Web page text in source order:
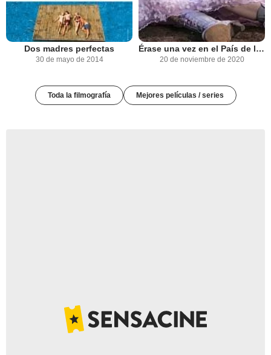
Dos madres perfectas
30 de mayo de 2014
Érase una vez en el País de las Maravillas
20 de noviembre de 2020
Toda la filmografía Mejores películas / series